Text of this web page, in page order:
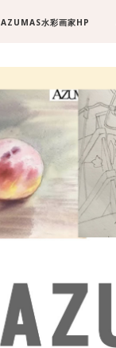
AZUMAS水彩画家HP